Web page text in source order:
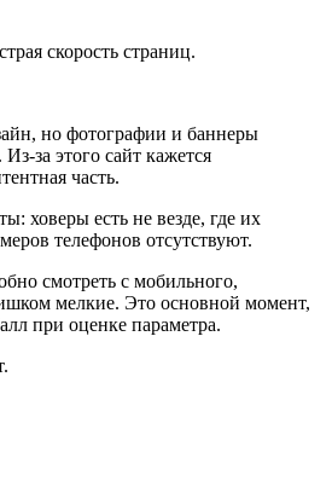
скорость страниц.
но фотографии и баннеры
за этого сайт кажется
часть.
ховеры есть не везде, где их
телефонов отсутствуют.
смотреть с мобильного,
мелкие. Это основной момент,
при оценке параметра.